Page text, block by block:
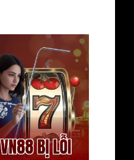
bị lỗi